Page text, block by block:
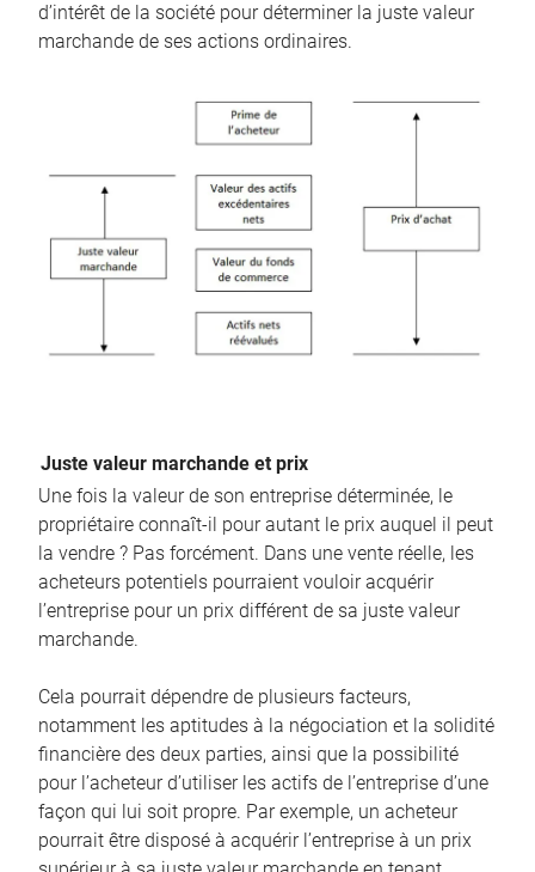
d’intérêt de la société pour déterminer la juste valeur
marchande de ses actions ordinaires.
Juste valeur marchande et prix
Une fois la valeur de son entreprise déterminée, le
propriétaire connaît-il pour autant le prix auquel il peut
la vendre ? Pas forcément. Dans une vente réelle, les
acheteurs potentiels pourraient vouloir acquérir
l’entreprise pour un prix différent de sa juste valeur
marchande.
Cela pourrait dépendre de plusieurs facteurs,
notamment les aptitudes à la négociation et la solidité
financière des deux parties, ainsi que la possibilité
pour l’acheteur d’utiliser les actifs de l’entreprise d’une
façon qui lui soit propre. Par exemple, un acheteur
pourrait être disposé à acquérir l’entreprise à un prix